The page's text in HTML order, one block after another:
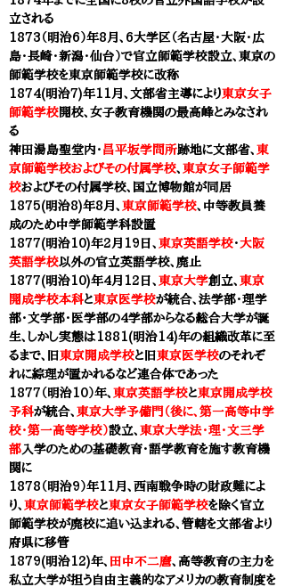
立される
1873（明治6）年8月、6大学区（名古屋・大阪・広
島・長崎・新潟・仙台）で官立 師範学校設立、東京の
師範学校を東京師範学校に改称
1874(明治7)年11月、 文部省主導により東京女子
師範学校開校、 女子教育機関の最高峰とみなされ
る
神田湯島聖堂内・ 昌平坂学問所跡地に文部省、 東
京師範学校およびその付属学校、 東京女子師範学
校およびその付属学校、国立博物館が同居
1875(明治8)年8月、 東京師範学校、 中等教員養
成のため中学師範学科設置
1877(明治10)年2月19日、 東京英語学校・大阪
英語学校以外の官立英語学校、廃止
1877(明治10)年4月12日、 東京大学創立、 東京
開成学校本科と東京医学校が統合、法学部・理学
部・文学部・医学部の4学部からなる総合大学が誕
生、しかし実態は1881(明治14)年の組織改革に至
るまで、旧東京開成学校と旧東京医学校のそれぞ
れに綜理が置かれるなど連合体であった
1877（明治10）年、 東京英語学校と東京開成学校
予科が統合、 東京大学予備門（後に、第一高等中学
校・第一高等学校）設立、 東京大学法・理・文三学
部 入学のための基礎教育・語学教育を施す教育機
関に
1878（明治9）年11月、 西南戦争時の財政難によ
り、 東京師範学校と東京女子師範学校を除く官立
師範学校が廃校に追い込まれる、管轄を文部省より
府県に移管
1879(明治12)年、 田中不二麿、高等教育の主力を
私立大学が担う自由主義的なアメリカの教育制度を